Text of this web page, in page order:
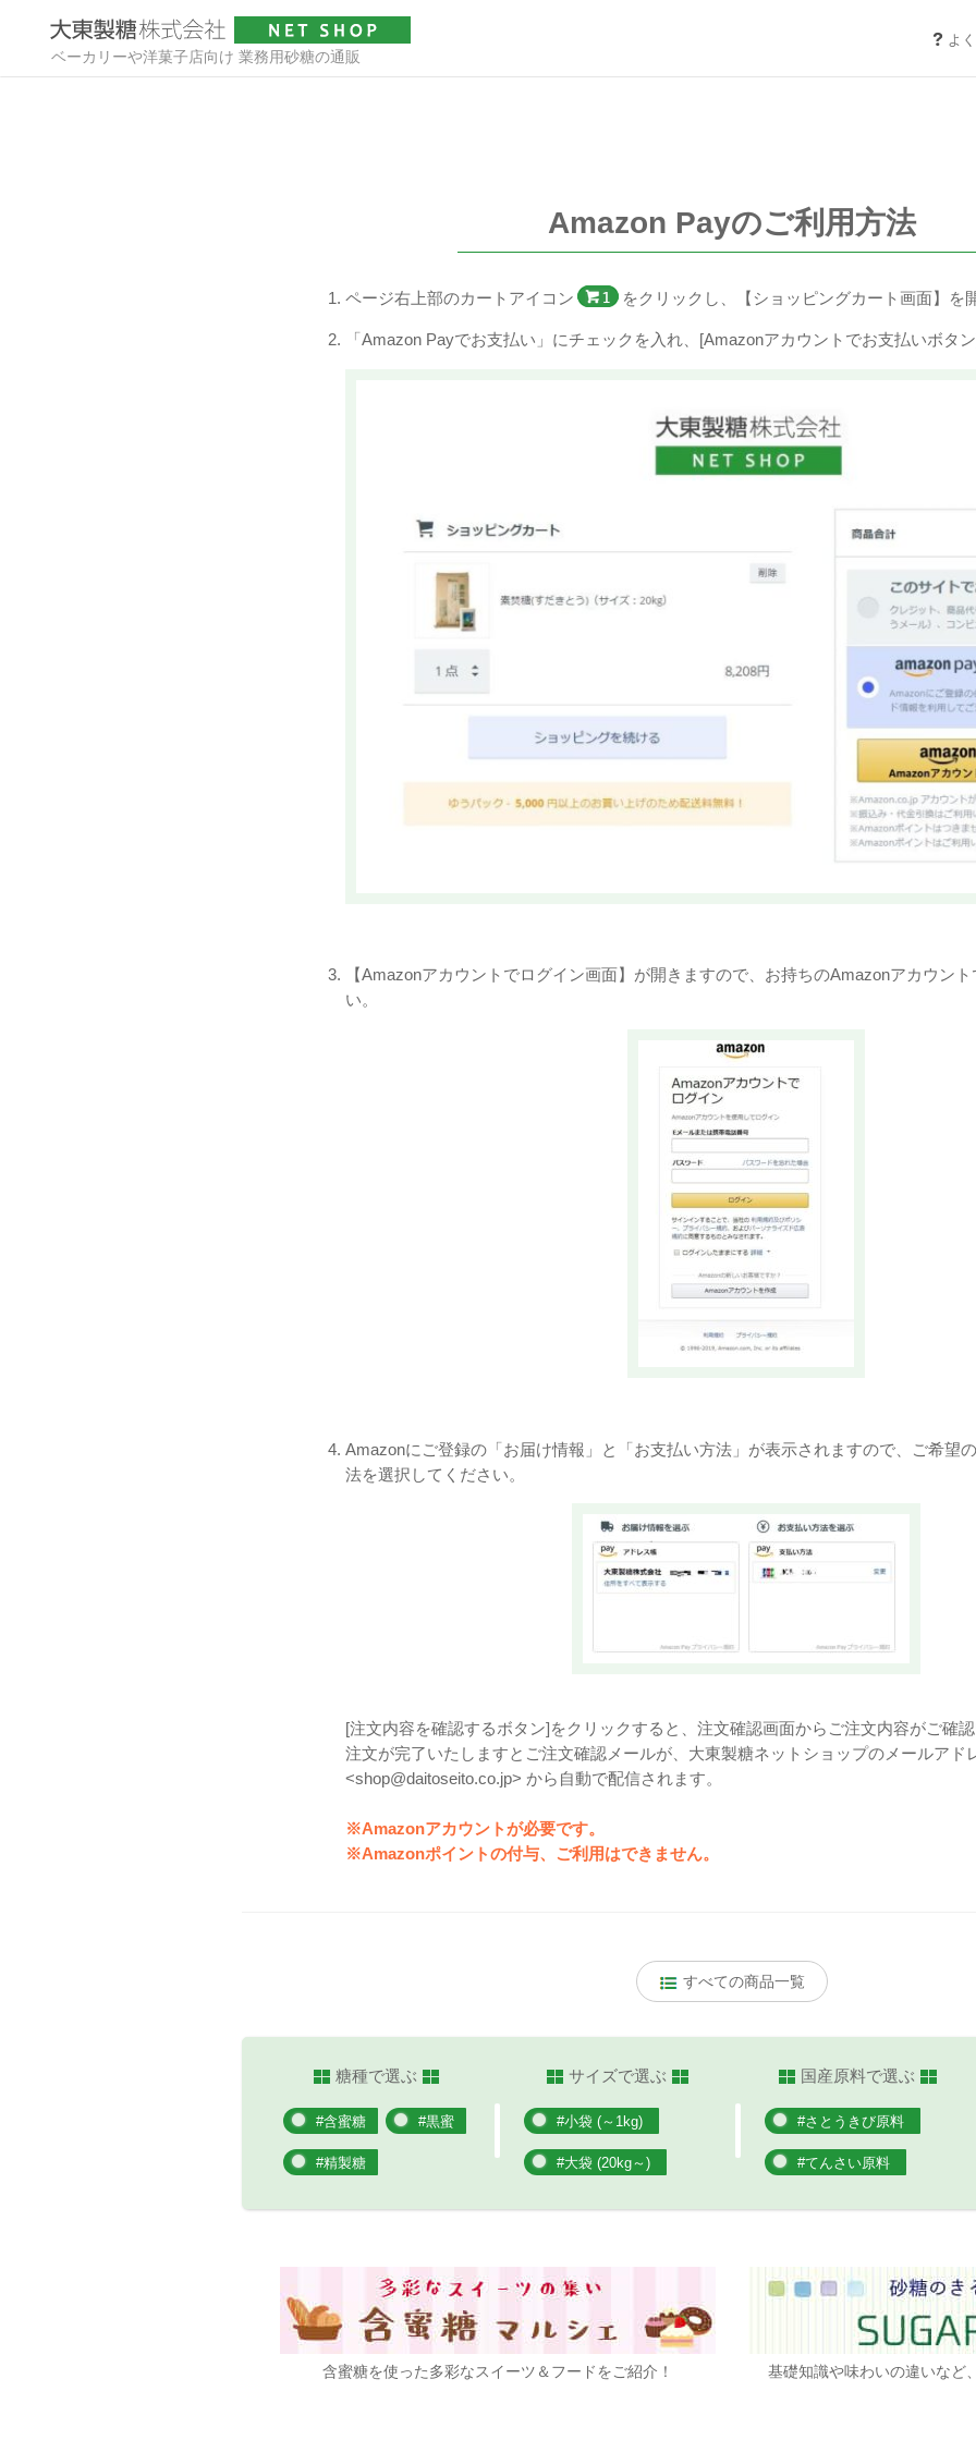
ベーカリーや洋菓子店向け 業務用砂糖の通販
よ
Amazon Payのご利用方法
ページ右上部のカートアイコン をクリックし、【ショッピングカート画面】を
「Amazon Payでお支払い」にチェックを入れ、[Amazonアカウントでお支払いボタ
【Amazonアカウントでログイン画面】が開きますので、お持ちのAmazonアカウン
い。
Amazonにご登録の「お届け情報」と「お支払い方法」が表示されますので、ご希望
法を選択してください。
[注文内容を確認するボタン]をクリックすると、注文確認画面からご注文内容がご確認
注文が完了いたしますとご注文確認メールが、大東製糖ネットショップのメールアド
<shop@daitoseito.co.jp> から自動で配信されます。
※Amazonアカウントが必要です。
※Amazonポイントの付与、ご利用はできません。
すべての商品一覧
糖種で選ぶ
#含蜜糖 #黒蜜
#精製糖
サイズで選ぶ
#小袋 (～1kg)
#大袋 (20kg～)
国産原料で選ぶ
#さとうきび原料
#てんさい原料
含蜜糖を使った多彩なスイーツ＆フードをご紹介！ 基礎知識や味わいの違いなど、